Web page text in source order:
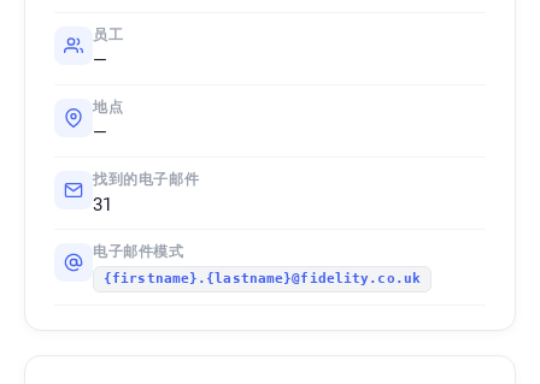
员工
—
地点
—
找到的电子邮件
31
电子邮件模式
{firstname}.{lastname}@fidelity.co.uk